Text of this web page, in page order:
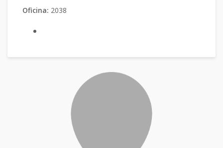
Oficina: 2038